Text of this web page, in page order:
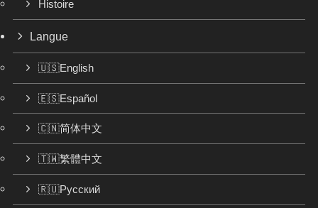
Histoire
Langue
🇺🇸English
🇪🇸Español
🇨🇳简体中文
🇹🇼繁體中文
🇷🇺Русский